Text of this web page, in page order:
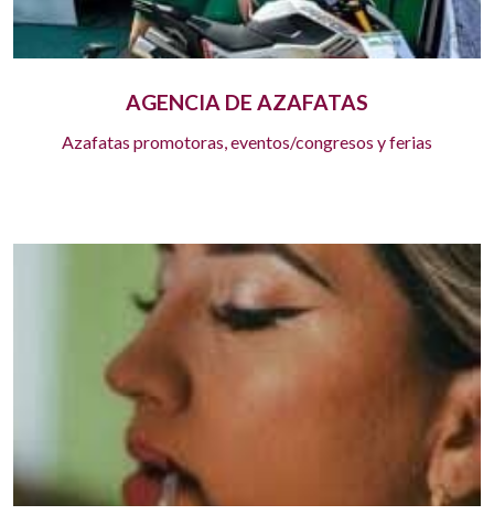
AGENCIA DE AZAFATAS
Azafatas promotoras, eventos/congresos y ferias